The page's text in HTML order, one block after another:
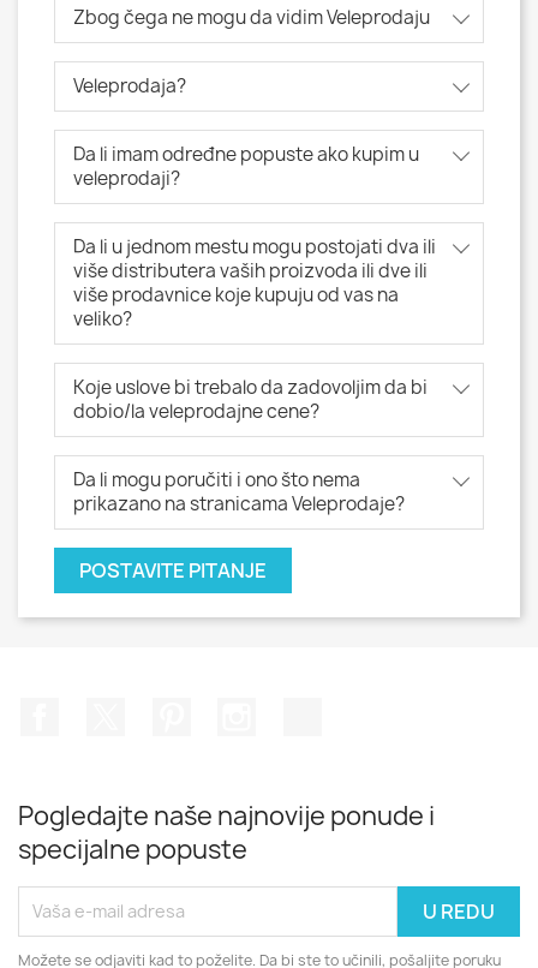
Zbog čega ne mogu da vidim Veleprodaju
Veleprodaja?
Da li imam određne popuste ako kupim u
veleprodaji?
Da li u jednom mestu mogu postojati dva ili
više distributera vaših proizvoda ili dve ili
više prodavnice koje kupuju od vas na
veliko?
Koje uslove bi trebalo da zadovoljim da bi
dobio/la veleprodajne cene?
Da li mogu poručiti i ono što nema
prikazano na stranicama Veleprodaje?
POSTAVITE PITANJE
Pogledajte naše najnovije ponude i
specijalne popuste
Možete se odjaviti kad to poželite. Da bi ste to učinili, pošaljite poruku